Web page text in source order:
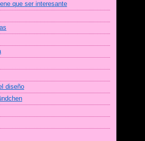
que ser interesante
diseño